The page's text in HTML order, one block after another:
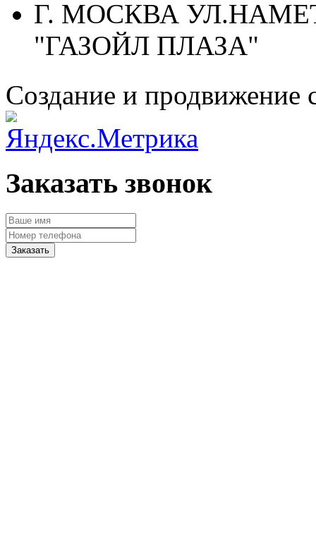
Г. МОСКВА
"ГАЗОЙЛ ПЛАЗА"
Создание и продвижение
Заказать звонок
Заказать